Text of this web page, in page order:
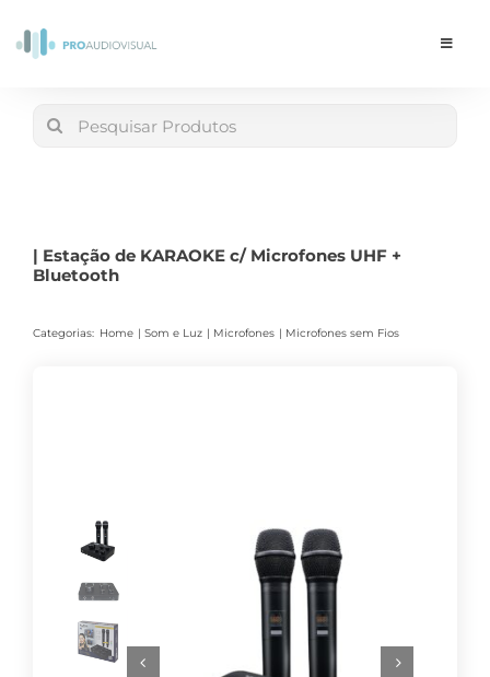
Toggle
Search
| Estação de KARAOKE c/ Microfones UHF +
Bluetooth
Categorias: Home Som e Luz Microfones Microfones sem Fios